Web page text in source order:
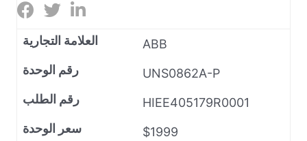
العلامة التجارية
ABB
رقم الوحدة
UNS0862A-P
رقم الطلب
HIEE405179R0001
سعر الوحدة
$1999